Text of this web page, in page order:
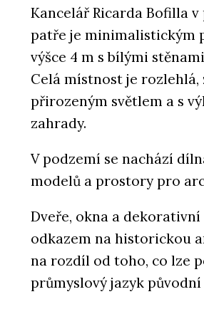
Kancelář Ricarda Bofilla
patře je minimalistickým
výšce 4 m s bílými
Celá místnost je rozlehlá,
přirozeným světlem a s
zahrady.
V podzemí se nachází
modelů a prostory pro
Dveře, okna a
odkazem na historickou
na rozdíl od toho, co lze
průmyslový jazyk